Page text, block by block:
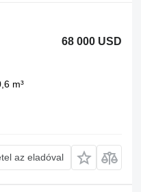
68 000 USD
m³
az eladóval